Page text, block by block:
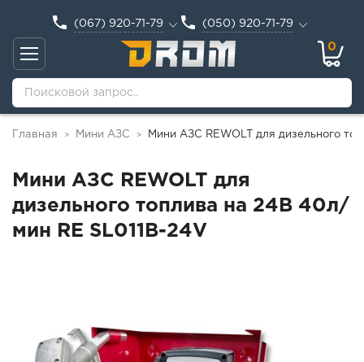
(067) 920-71-79 (050) 920-71-79
0
Главная > Мини АЗС > Мини АЗС REWOLT для дизельного
Мини АЗС REWOLT для
дизельного топлива на 24В 40л/
мин RE SL011B-24V